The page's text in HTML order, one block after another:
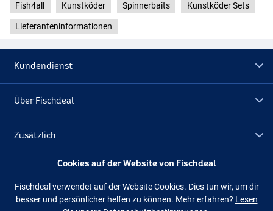
Fish4all Kunstköder Spinnerbaits Kunstköder Sets
Lieferanteninformationen
Kundendienst
Über Fischdeal
Zusätzlich
Lagerräumung
Facebook
Cookies auf der Website von Fischdeal
Fischdeal verwendet auf der Website Cookies. Dies tun wir, um dir
besser und persönlicher helfen zu können. Mehr erfahren? Lesen